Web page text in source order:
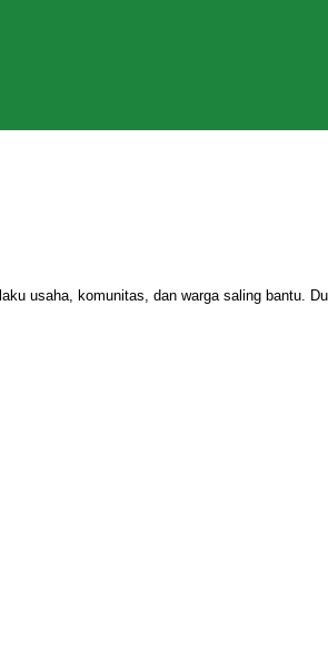
usaha, komunitas, dan warga saling bantu.